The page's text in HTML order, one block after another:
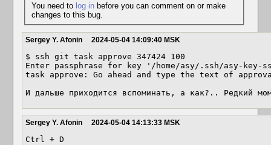
You need to log inbefore you can comment on or make
changes to this bug.
Sergey Y. Afonin 2024-05-04 14:09:40 MSK
$ ssh git task approve 347424 100
Enter passphrase for key '/home/asy/.ssh/asy-key-
task approve: Go ahead and type the text of
И дальше приходится вспоминать, а как?.. Редкий
Sergey Y. Afonin 2024-05-04 14:13:33 MSK
Ctrl + D